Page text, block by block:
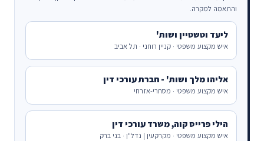
והתאמה למקרה.
ליעד וטשטיין ושות'
איש מקצוע משפטי · קניין רוחני · תל אביב
אליהו מלך ושות' - חברת עורכי דין
איש מקצוע משפטי · מסחרי-אזרחי
הילי פרייס קוה, משרד עורכי דין
איש מקצוע משפטי · מקרקעין | נדל"ן · בני ברק